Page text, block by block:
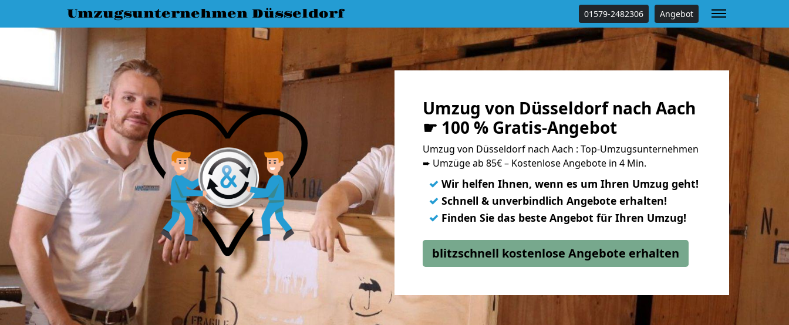
Umzugsunternehmen Düsseldorf 01579-2482306 Angebot
Umzug von Düsseldorf nach Aach
☛ 100 % Gratis-Angebot
Umzug von Düsseldorf nach Aach : Top-Umzugsunternehmen
➨ Umzüge ab 85€ – Kostenlose Angebote in 4 Min.
✓ Wir helfen Ihnen, wenn es um Ihren Umzug geht!
✓ Schnell & unverbindlich Angebote erhalten!
✓ Finden Sie das beste Angebot für Ihren Umzug!
blitzschnell kostenlose Angebote erhalten